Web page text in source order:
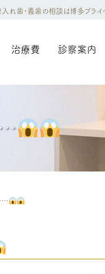
れ歯・義歯の相談は博多プライ
治療費 診察案内